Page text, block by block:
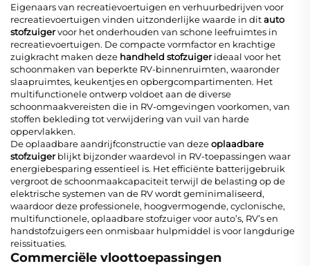
Eigenaars van recreatievoertuigen en verhuurbedrijven voor
recreatievoertuigen vinden uitzonderlijke waarde in ditauto
stofzuigervoor het onderhouden van schone leefruimtes in
recreatievoertuigen. De compacte vormfactor en krachtige
zuigkracht maken deze handheld stofzuigerideaal voor het
schoonmaken van beperkte RV-binnenruimten, waaronder
slaapruimtes, keukentjes en opbergcompartimenten. Het
multifunctionele ontwerp voldoet aan de diverse
schoonmaakvereisten die in RV-omgevingen voorkomen, van
stoffen bekleding tot verwijdering van vuil van harde
oppervlakken.
De oplaadbare aandrijfconstructie van dezeoplaadbare
stofzuigerblijkt bijzonder waardevol in RV-toepassingen waar
energiebesparing essentieel is. Het efficiënte batterijgebruik
vergroot de schoonmaakcapaciteit terwijl de belasting op de
elektrische systemen van de RV wordt geminimaliseerd,
waardoor deze professionele, hoogvermogende, cyclonische,
multifunctionele, oplaadbare stofzuiger voor auto’s, RV’s en
handstofzuigers een onmisbaar hulpmiddel is voor langdurige
reissituaties.
Commerciële vloottoepassingen